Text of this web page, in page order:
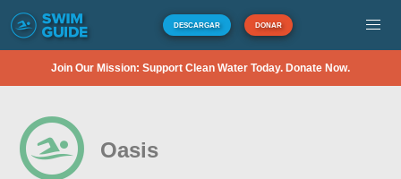
DESCARGAR DONAR
Join Our Mission: Support Clean Water Today. Donate Now.
Oasis